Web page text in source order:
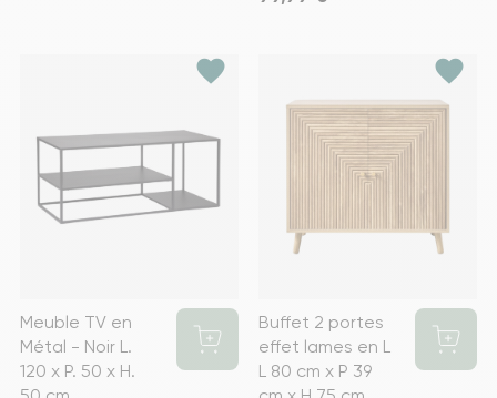
favorite
Meuble TV en
Métal - Noir L.
120 x P. 50 x H.
favorite
Buffet 2 portes
effet lames en L
L 80 cm x P 39